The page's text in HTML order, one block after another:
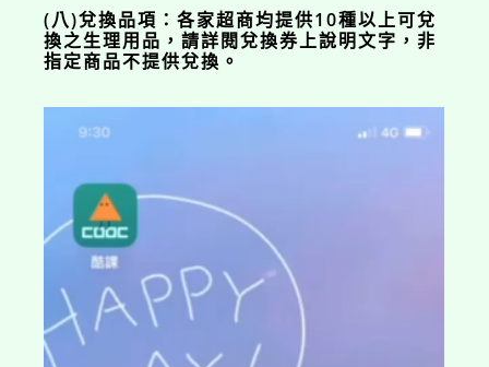
(八)兌換品項：各家超商均提供10種以上可兌
換之生理用品，請詳閱兌換券上說明文字，非
指定商品不提供兌換。